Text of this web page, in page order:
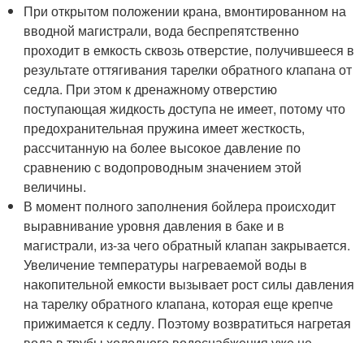
При открытом положении крана, вмонтированном на
вводной магистрали, вода беспрепятственно
проходит в емкость сквозь отверстие, получившееся в
результате оттягивания тарелки обратного клапана от
седла. При этом к дренажному отверстию
поступающая жидкость доступа не имеет, потому что
предохранительная пружина имеет жесткость,
рассчитанную на более высокое давление по
сравнению с водопроводным значением этой
величины.
В момент полного заполнения бойлера происходит
выравнивание уровня давления в баке и в
магистрали, из-за чего обратный клапан закрывается.
Увеличение температуры нагреваемой воды в
накопительной емкости вызывает рост силы давления
на тарелку обратного клапана, которая еще крепче
прижимается к седлу. Поэтому возвратиться нагретая